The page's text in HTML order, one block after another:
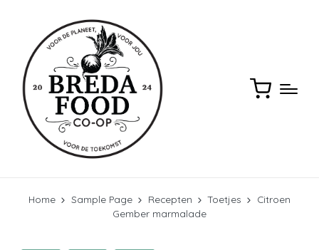
Home Sample Page Recepten Toetjes
Citroen
Gember marmalade